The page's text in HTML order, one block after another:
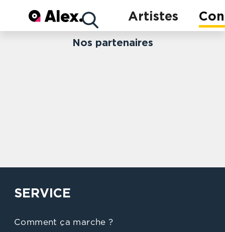
Artistes
Concerts
Nos partenaires
SERVICE
Comment ça marche ?